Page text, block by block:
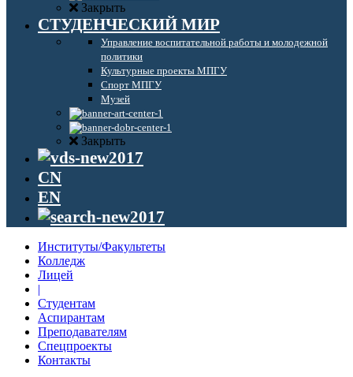
Закрыть
СТУДЕНЧЕСКИЙ МИР
Управление воспитательной работы и молодежной
политики
Культурные проекты МПГУ
Спорт МПГУ
Музей
Закрыть
CN
EN
Институты/Факультеты
Колледж
Лицей
|
Студентам
Аспирантам
Преподавателям
Спецпроекты
Контакты